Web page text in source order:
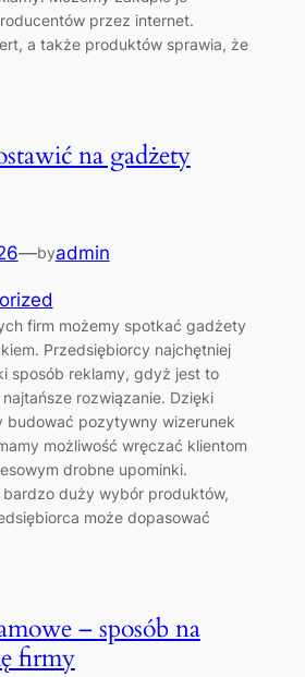
przez internet.
a także produktów sprawia, że
na gadżety
—byadmin
firm możemy spotkać gadżety
Przedsiębiorcy najchętniej
sposób reklamy, gdyż jest to
rozwiązanie. Dzięki
budować pozytywny wizerunek
możliwość wręczać klientom
drobne upominki.
bardzo duży wybór produktów,
może dopasować
– sposób na
firmy